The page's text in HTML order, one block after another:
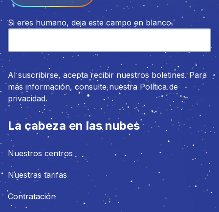
Si eres humano, deja este campo en blanco.
Al suscribirse, acepta recibir nuestros boletines. Para
más información, consulte nuestra Política de
privacidad.
La cabeza en las nubes
Nuestros centros
Nuestras tarifas
Contratación